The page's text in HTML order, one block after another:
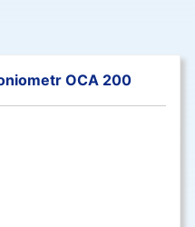
OCA 200